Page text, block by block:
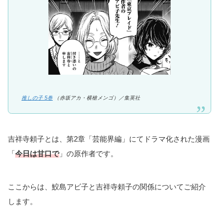
推しの子 5巻 （赤坂アカ・横槍メンゴ）／集英社
吉祥寺頼子とは、第2章「芸能界編」にてドラマ化された漫画
「今日は甘口で」の原作者です。
ここからは、鮫島アビ子と吉祥寺頼子の関係についてご紹介
します。